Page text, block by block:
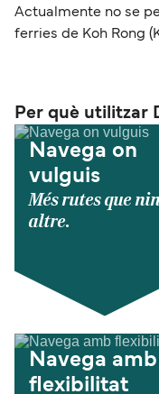
Actualmente no se
ferries de Koh Rong
Per què utilitzar
Navega on
vulguis
Més rutes que
altre.
Navega amb
flexibilitat